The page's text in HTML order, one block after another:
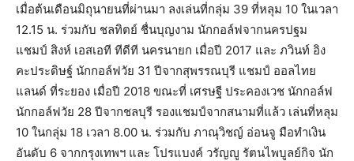
เมื่อต้นเดือนมิถุนายนที่ผ่านมา ลงเล่นที่กลุ่ม 39 ที่หลุม 10 ในเวลา
12.15 น. ร่วมกับ ชลทิตย์ ชื่นบุญงาม นักกอล์ฟจากนครปฐม
แชมป์ สิงห์ เอสเอที ทีดีที นครนายก เมื่อปี 2017 และ ภวินท์ อิง
คะประดิษฐ์​ นักกอล์ฟวัย 31 ปีจากสุพรรณบุรี แชมป์ ออลไทย
แลนด์ ที่ระยอง เมื่อปี 2018 ขณะที่ เศรษฐี ประคองเวช นักกอล์ฟ
นักกอล์ฟวัย 28 ปีจากชลบุรี รองแชมป์จากสนามที่แล้ว เล่นที่หลุม
10 ในกลุ่ม 18 เวลา 8.00 น. ร่วมกับ ภาณุวิชญ์ อ่อนจู มือทำเงิน
อันดับ 6 จากกรุงเทพฯ และ โปรแบงค์ วรัญญู รัตนไพบูลย์กิจ นัก